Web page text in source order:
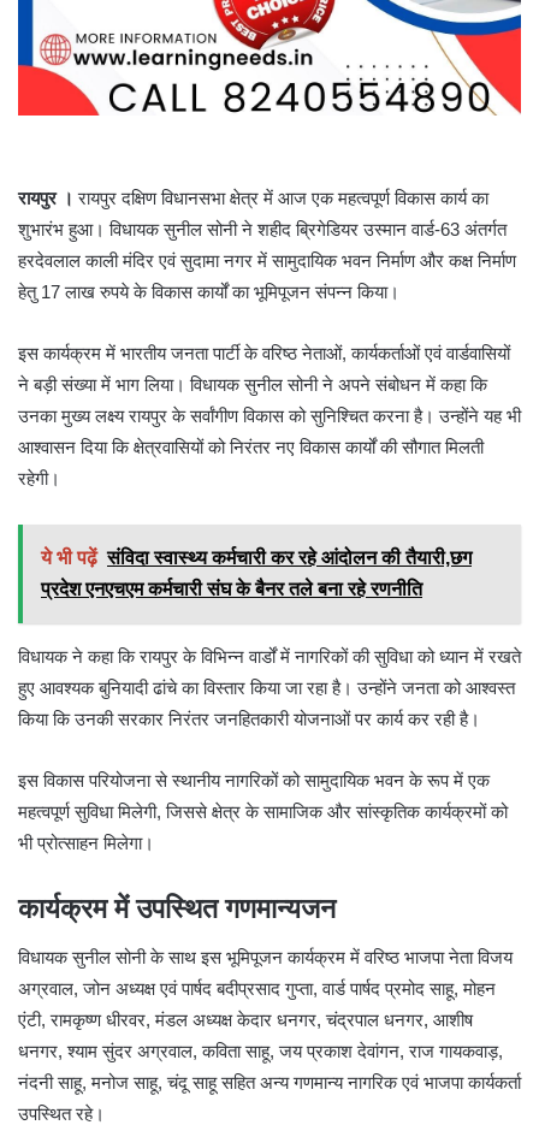
रायपुर । रायपुर दक्षिण विधानसभा क्षेत्र में आज एक महत्वपूर्ण विकास कार्य का
शुभारंभ हुआ। विधायक सुनील सोनी ने शहीद ब्रिगेडियर उस्मान वार्ड-63 अंतर्गत
हरदेवलाल काली मंदिर एवं सुदामा नगर में सामुदायिक भवन निर्माण और कक्ष निर्माण
हेतु 17 लाख रुपये के विकास कार्यों का भूमिपूजन संपन्न किया।
इस कार्यक्रम में भारतीय जनता पार्टी के वरिष्ठ नेताओं, कार्यकर्ताओं एवं वार्डवासियों
ने बड़ी संख्या में भाग लिया। विधायक सुनील सोनी ने अपने संबोधन में कहा कि
उनका मुख्य लक्ष्य रायपुर के सर्वांगीण विकास को सुनिश्चित करना है। उन्होंने यह भी
आश्वासन दिया कि क्षेत्रवासियों को निरंतर नए विकास कार्यों की सौगात मिलती
रहेगी।
ये भी पढ़ें संविदा स्वास्थ्य कर्मचारी कर रहे आंदोलन की तैयारी,छग
प्रदेश एनएचएम कर्मचारी संघ के बैनर तले बना रहे रणनीति
विधायक ने कहा कि रायपुर के विभिन्न वार्डों में नागरिकों की सुविधा को ध्यान में रखते
हुए आवश्यक बुनियादी ढांचे का विस्तार किया जा रहा है। उन्होंने जनता को आश्वस्त
किया कि उनकी सरकार निरंतर जनहितकारी योजनाओं पर कार्य कर रही है।
इस विकास परियोजना से स्थानीय नागरिकों को सामुदायिक भवन के रूप में एक
महत्वपूर्ण सुविधा मिलेगी, जिससे क्षेत्र के सामाजिक और सांस्कृतिक कार्यक्रमों को
भी प्रोत्साहन मिलेगा।
कार्यक्रम में उपस्थित गणमान्यजन
विधायक सुनील सोनी के साथ इस भूमिपूजन कार्यक्रम में वरिष्ठ भाजपा नेता विजय
अग्रवाल, जोन अध्यक्ष एवं पार्षद बदीप्रसाद गुप्ता, वार्ड पार्षद प्रमोद साहू, मोहन
एंटी, रामकृष्ण धीरवर, मंडल अध्यक्ष केदार धनगर, चंद्रपाल धनगर, आशीष
धनगर, श्याम सुंदर अग्रवाल, कविता साहू, जय प्रकाश देवांगन, राज गायकवाड़,
नंदनी साहू, मनोज साहू, चंदू साहू सहित अन्य गणमान्य नागरिक एवं भाजपा कार्यकर्ता
उपस्थित रहे।